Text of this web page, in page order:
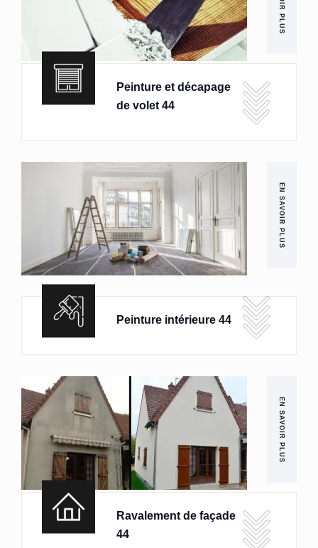
Peinture et décapage
de volet 44
EN SAVOIR PLUS
Peinture intérieure 44
EN SAVOIR PLUS
Ravalement de façade
44